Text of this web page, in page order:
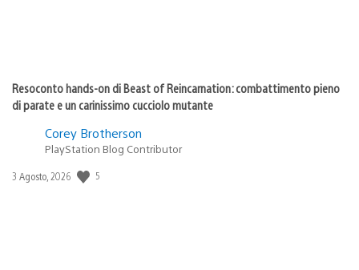
Resoconto hands-on di Beast of Reincarnation: combattimento pieno
di parate e un carinissimo cucciolo mutante
Corey Brotherson
PlayStation Blog Contributor
Data
3 Agosto, 2026 5